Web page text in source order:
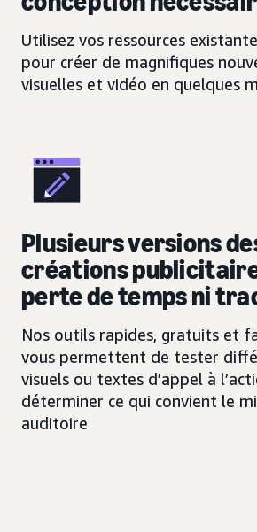
Utilisez vos ressources
pour créer de magnifiques
visuelles et vidéo en quelques
Plusieurs versions
créations
perte de temps ni
Nos outils rapides, gratuits et
vous permettent de tester
visuels ou textes d’appel à
déterminer ce qui convient le
auditoire